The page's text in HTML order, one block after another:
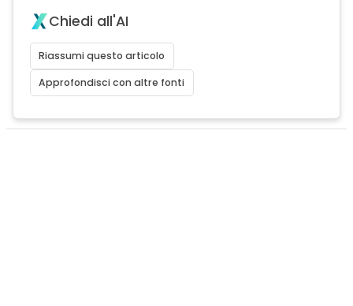
Chiedi all'AI
Riassumi questo articolo
Approfondisci con altre fonti